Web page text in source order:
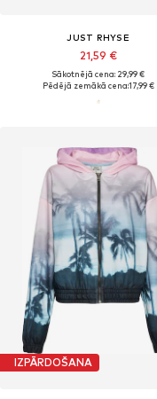
JUST RHYSE
21,59 €
Sākotnējā cena: 29,99 €
Pēdējā zemākā cena:17,99 €
IZPĀRDOŠANA